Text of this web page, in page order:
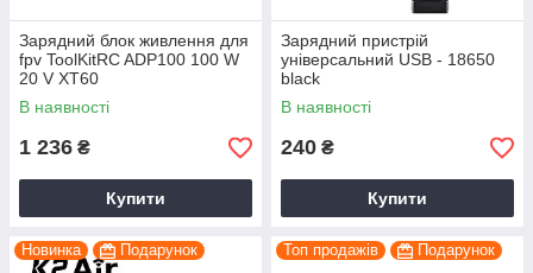
Зарядний блок живлення для
fpv ToolKitRC ADP100 100 W
20 V XT60
В наявності
1 236 ₴
Купити
Зарядний пристрій
універсальний USB - 18650
black
В наявності
240 ₴
Купити
Новинка Подарунок Топ продажів Подарунок